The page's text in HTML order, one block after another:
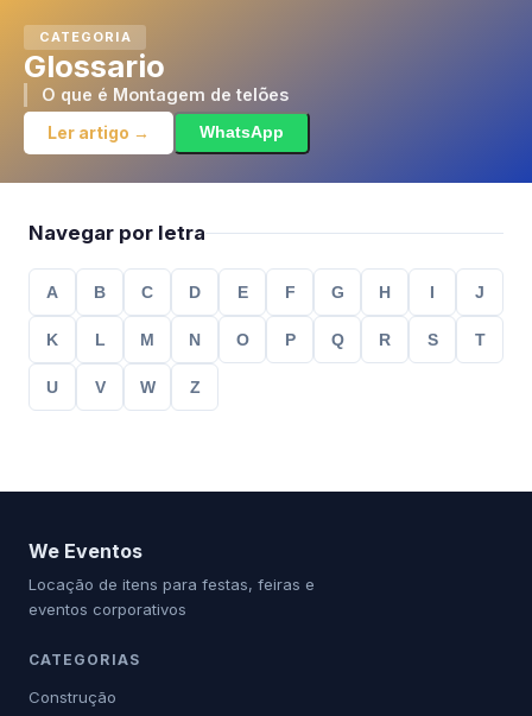
CATEGORIA
Glossario
O que é Montagem de telões
Ler artigo → WhatsApp
Navegar por letra
A B C D E F G H I J
K L M N O P Q R S T
U V W Z
We Eventos
Locação de itens para festas, feiras e
eventos corporativos
CATEGORIAS
Construção